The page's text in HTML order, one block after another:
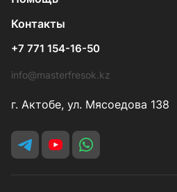
Контакты
+7 771 154-16-50
info@masterfresok.kz
г. Актобе, ул. Мясоедова 138